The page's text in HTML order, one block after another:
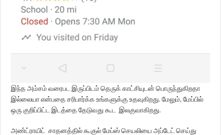
இந்த அம்சம் வரைபட இருப்பிடம் தெருக் காட்சியுடன் பொருந்துகிறதா
இல்லையா என்பதை சரிபார்க்க உங்களுக்கு உதவுகிறது. மேலும், மேப்பில்
ஒரு குறிப்பிட்ட இடத்தை தேடுவது கூட இலகுவாகிறது.
அண்ட்ராயிட் சாதனத்தில் கூகுல் மேப்ஸ் செயலியை அப்டேட் செய்து